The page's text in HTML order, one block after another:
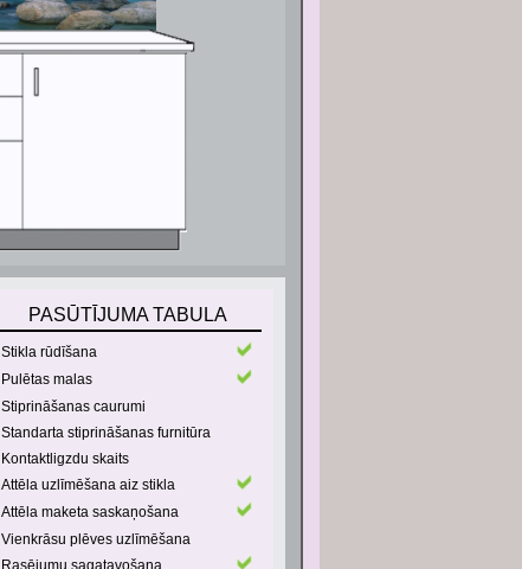
PASŪTĪJUMA TABULA
Stikla rūdīšana
Pulētas malas
Stiprināšanas caurumi
Standarta stiprināšanas furnitūra
Kontaktligzdu skaits
Attēla uzlīmēšana aiz stikla
Attēla maketa saskaņošana
Vienkrāsu plēves uzlīmēšana
Rasējumu sagatavošana